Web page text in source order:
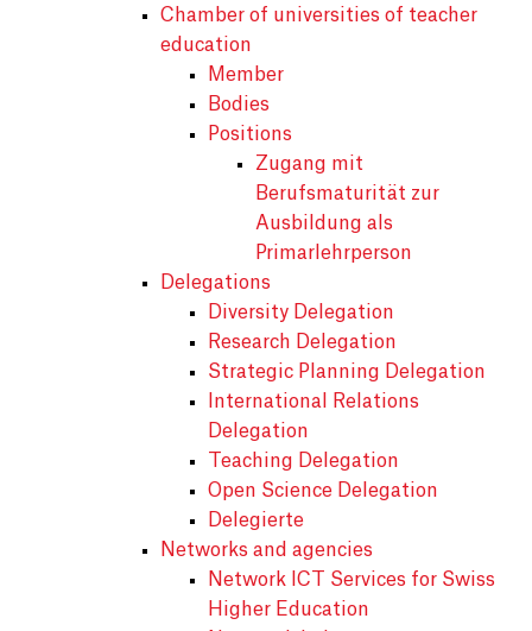
Chamber of universities of teacher
education
Member
Bodies
Positions
Zugang mit
Berufsmaturität zur
Ausbildung als
Primarlehrperson
Delegations
Diversity Delegation
Research Delegation
Strategic Planning Delegation
International Relations
Delegation
Teaching Delegation
Open Science Delegation
Delegierte
Networks and agencies
Network ICT Services for Swiss
Higher Education